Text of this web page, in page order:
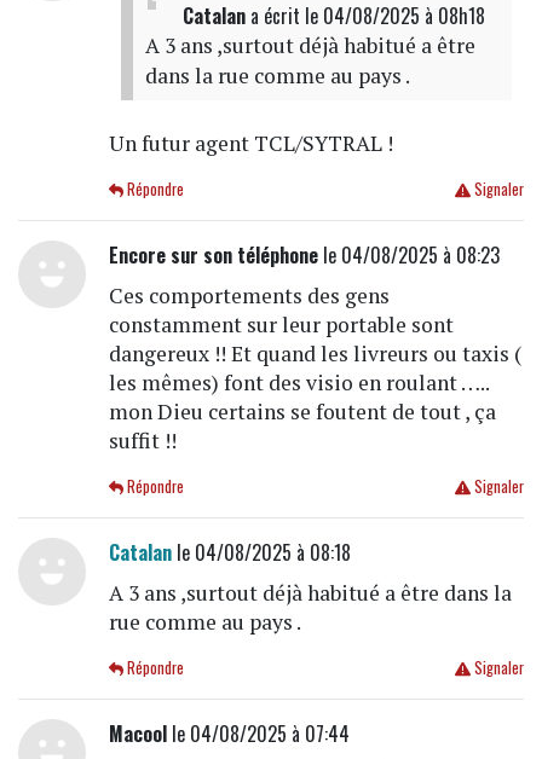
Catalana écrit le 04/08/2025 à 08h18
A 3 ans ,surtout déjà habitué a être
dans la rue comme au pays .
Un futur agent TCL/SYTRAL !
Signaler
Répondre
Encore sur son téléphonele 04/08/2025 à 08:23
Ces comportements des gens
constamment sur leur portable sont
dangereux !! Et quand les livreurs ou taxis (
les mêmes) font des visio en roulant …..
mon Dieu certains se foutent de tout , ça
suffit !!
Signaler
Répondre
Catalanle 04/08/2025 à 08:18
A 3 ans ,surtout déjà habitué a être dans la
rue comme au pays .
Signaler
Répondre
Macoolle 04/08/2025 à 07:44